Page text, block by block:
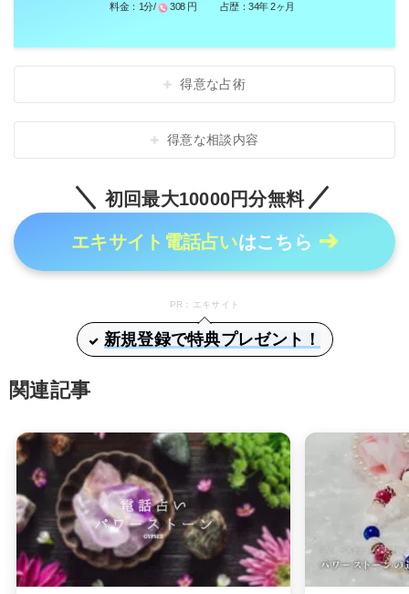
料金： 1分/ 308 円 占歴：34年 2ヶ月
得意な占術
得意な相談内容
初回最大10000円分無料
エキサイト電話占いはこちら
PR：エキサイト
新規登録で特典プレゼント！
関連記事